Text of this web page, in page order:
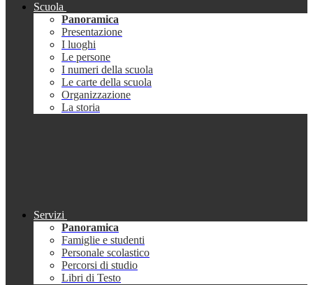
Scuola
Panoramica
Presentazione
I luoghi
Le persone
I numeri della scuola
Le carte della scuola
Organizzazione
La storia
Servizi
Panoramica
Famiglie e studenti
Personale scolastico
Percorsi di studio
Libri di Testo